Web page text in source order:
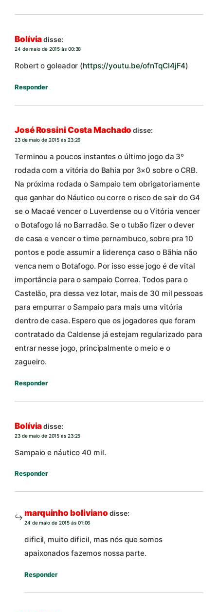
Bolíviadisse:
24 de maio de 2015 às 00:38
Robert o goleador (https://youtu.be/ofnTqCI4jF4)
Responder
José Rossini Costa Machado disse:
23 de maio de 2015 às 23:26
Terminou a poucos instantes o último jogo da 3º
rodada com a vitória do Bahia por 3×0 sobre o CRB.
Na próxima rodada o Sampaio tem obrigatoriamente
que ganhar do Náutico ou corre o risco de sair do G4
se o Macaé vencer o Luverdense ou o Vitória vencer
o Botafogo lá no Barradão. Se o tubão fizer o dever
de casa e vencer o time pernambuco, sobre pra 10
pontos e pode assumir a liderença caso o Bãhia não
venca nem o Botafogo. Por isso esse jogo é de vital
importância para o sampaio Correa. Todos para o
Castelão, pra dessa vez lotar, mais de 30 mil pessoas
para empurrar o Sampaio para mais uma vitória
dentro de casa. Espero que os jogadores que foram
contratado da Caldense já estejam regularizado para
entrar nesse jogo, principalmente o meio e o
zagueiro.
Responder
Bolíviadisse:
23 de maio de 2015 às 23:25
Sampaio e náutico 40 mil.
Responder
marquinho boliviano disse:
24 de maio de 2015 às 01:06
dificil, muito dificil, mas nós que somos
apaixonados fazemos nossa parte.
Responder